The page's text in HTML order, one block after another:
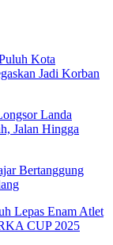
Kota
Jadi Korban
Landa
Jalan Hingga
Bertanggung
Lepas Enam Atlet
CUP 2025